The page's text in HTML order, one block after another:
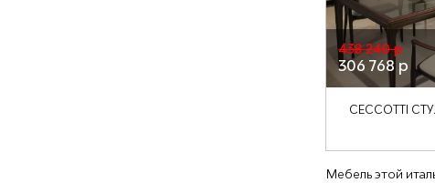
438 240 р
306 768 р
CECCOTTI
Мебель этой